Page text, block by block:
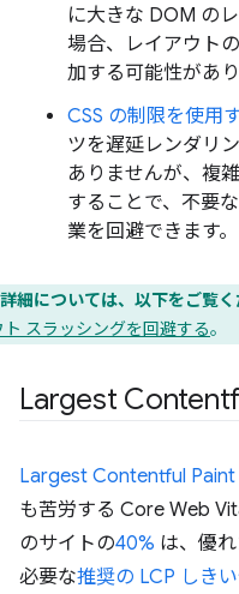
に大きな DOM の
場合、レイアウト
加する可能性があり
CSS の制限を使用
ツを遅延レンダリ
ありませんが、複
することで、不要
業を回避できます。
詳細については、以下をご覧く
ト スラッシングを回避する。
Largest
Largest Contentful Paint
も苦労する Core Web
のサイトの40% は、優
必要な推奨の LCP しき